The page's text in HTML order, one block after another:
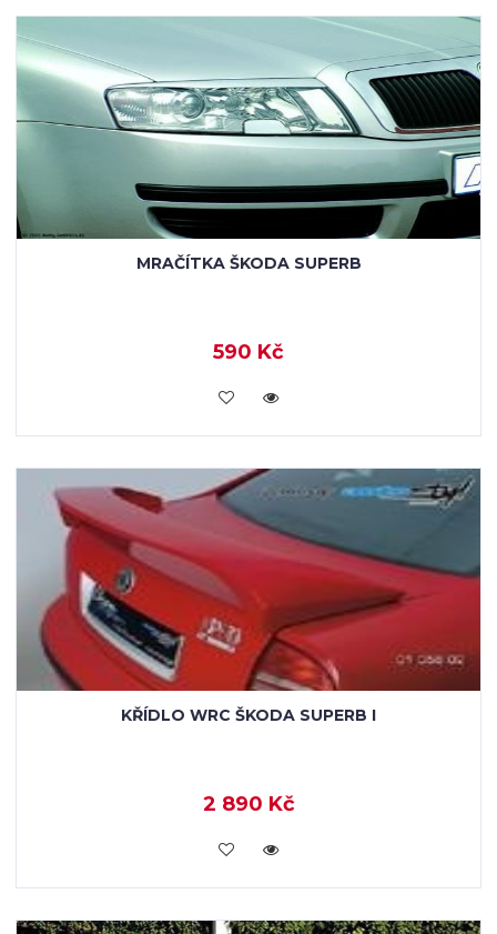
MRAČÍTKA ŠKODA SUPERB
590 Kč
KOUPIT
KŘÍDLO WRC ŠKODA SUPERB I
2 890 Kč
KOUPIT